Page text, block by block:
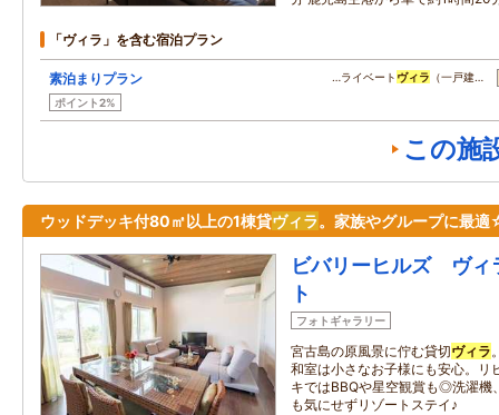
「ヴィラ」を含む宿泊プラン
素泊まりプラン
ポイント2%
…ライベート ヴィラ （一戸建…
この施
ウッドデッキ付80㎡以上の1棟貸ヴィラ。家族やグループに最
ビバリーヒルズ ヴ
ト
フォトギャラリー
宮古島の原風景に佇む貸切ヴィラ
和室は小さなお子様にも安心。リ
キではBBQや星空観賞も◎洗濯機
も気にせずリゾートステイ♪